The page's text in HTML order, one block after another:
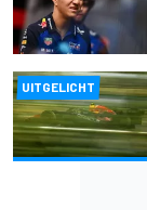
UITGELICHT